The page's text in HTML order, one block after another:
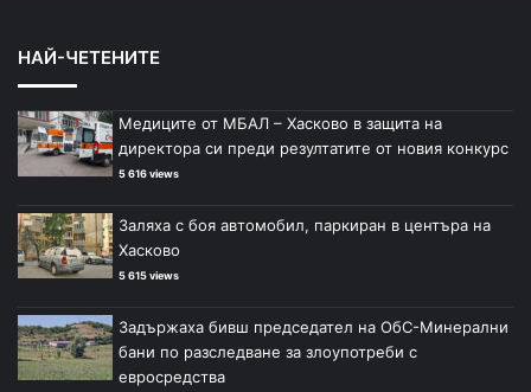
НАЙ-ЧЕТЕНИТЕ
Медиците от МБАЛ – Хасково в защита на
директора си преди резултатите от новия конкурс
5 616 views
Заляха с боя автомобил, паркиран в центъра на
Хасково
5 615 views
Задържаха бивш председател на ОбС-Минерални
бани по разследване за злоупотреби с
евросредства